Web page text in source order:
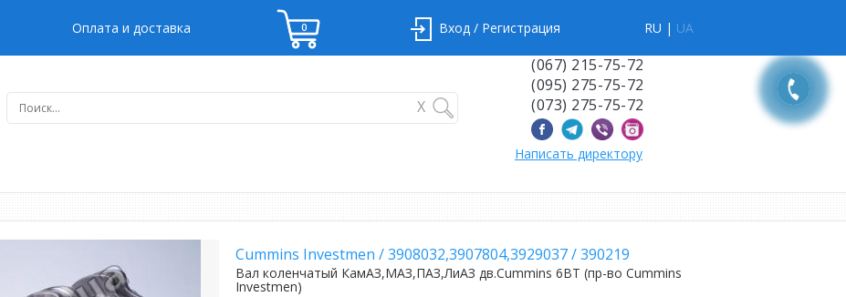
Оплата и доставка Вход / Регистрация RU | UA
X
(067) 215-75-72
(095) 275-75-72
(073) 275-75-72
Написать директору
Cummins Investmen /3908032,3907804,3929037/390219
Вал коленчатый КамАЗ,МАЗ,ПАЗ,ЛиАЗ дв.Cummins 6ВТ (пр-во Cummins
Investmen)